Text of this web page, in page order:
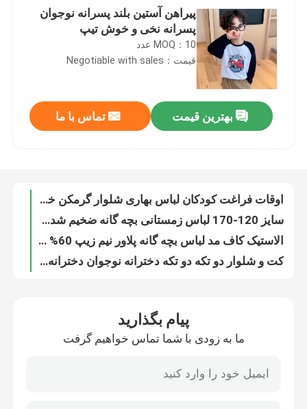
صفحه اصلی
محصولات
درباره ما
با ما تماس بگیرید
مد لباس بچه گانه
پیراهن آستین بلند پسرانه نوجوان
پسرانه نخی و خوش تیپ
MOQ：10 عدد
قیمت：Negotiable with sales
بهترین قیمت تماس با ما
سویشرت دو تکه شیک نیم زیپ مشکی گرم ضخیم شده
زیرپیراهن های آستین بلند یقه دوزی گرمی راه راه
یقه یقه دوزی لباس دخترانه تی شرت راه راه حرارتی
پیراهن آستین بلند راه راه لباس بهاره بچه گانه دوزی
پیام بگذارید
ما به زودی با شما تماس خواهیم گرفت